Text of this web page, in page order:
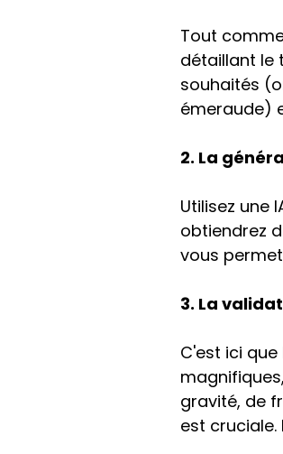
Tout
détaillant le
souhaités
émeraude)
2. La
Utilisez une
obtiendrez
vous
3. La
C'est ici
gravité, de
est cruciale.